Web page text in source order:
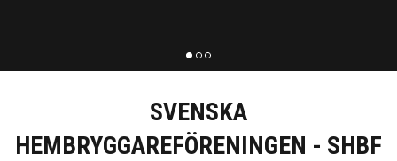
MINA SIDOR
123
SVENSKA
HEMBRYGGAREFÖRENINGEN - SHBF